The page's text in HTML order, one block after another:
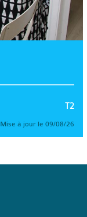
T2
Mise à jour le 09/08/26